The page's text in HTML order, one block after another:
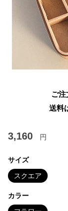
ご注
送料
3,160 円
サイズ
スクエア
カラー